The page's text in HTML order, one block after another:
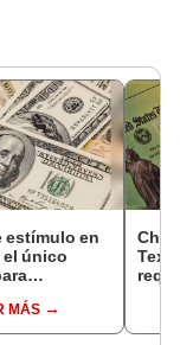
estímulo en
único
en EE.
MÁS